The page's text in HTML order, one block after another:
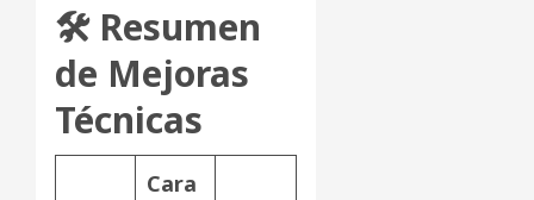
🛠 Resumen
de Mejoras
Técnicas
Cara